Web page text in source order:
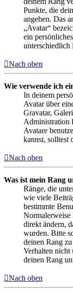
Punkte, die
angeben. Das
„Avatar“
ein
unterschiedlich
Nach oben
Wie verwende ich
In deinem
Avatar über
Gravatar,
Administration
Avatare
kannst, solltest
Nach oben
Was ist mein Rang
Ränge, die
wie viele
bestimmte
Normalerweise
direkt ändern,
wurden. Bitte
deinen Rang
Verhalten
deinen Rang
Nach oben